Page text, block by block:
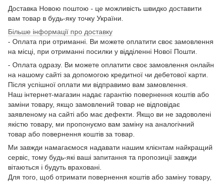
Доставка Новою поштою - це можливість швидко доставити
вам товар в будь-яку точку України.
Більше інформації про доставку
- Оплата при отриманні. Ви можете оплатити своє замовлення
на місці, при отриманні посилки у відділенні Нової Пошти.
- Оплата одразу. Ви можете оплатити своє замовлення онлайн
на нашому сайті за допомогою кредитної чи дебетової карти.
Після успішної оплати ми відправимо вам замовлення.
Наш інтернет-магазин надає гарантію повернення коштів або
заміни товару, якщо замовлений товар не відповідає
заявленому на сайті або має дефекти. Якщо ви не задоволені
якістю товару, ми пропонуємо вам заміну на аналогічний
товар або повернення коштів за товар.
Ми завжди намагаємося надавати нашим клієнтам найкращий
сервіс, тому будь-які ваші запитання та пропозиції завжди
вітаються і будуть враховані.
Для того, щоб отримати повернення коштів або заміну товару,